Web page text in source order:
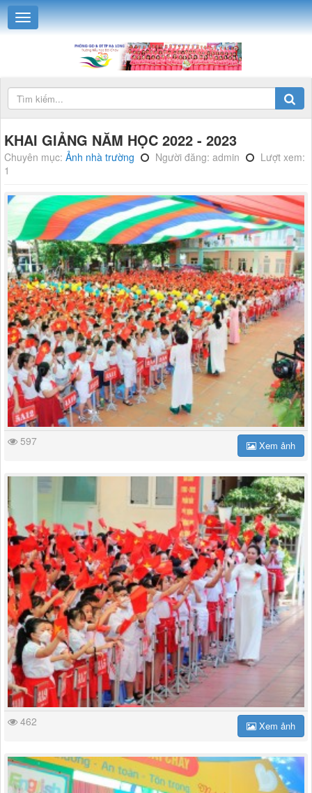
KHAI GIẢNG NĂM HỌC 2022 - 2023
Chuyên mục: Ảnh nhà trường Người đăng: admin
Lượt xem:
1
597 Xem ảnh
462 Xem ảnh